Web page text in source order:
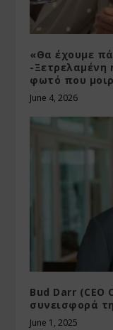
«Θα έχουμε
-Ξετρελαμένη
φωτό που
June 4, 2026
Bud Darr (CEO
συνεισφορά
June 1, 2025